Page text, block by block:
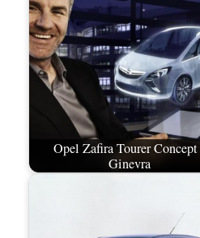
Opel Zafira Tourer Concept
Ginevra